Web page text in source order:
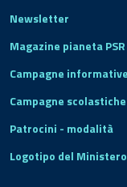
Newsletter
Magazine pianeta PSR
Campagne informative
Campagne scolastiche
Patrocini - modalità
Logotipo del Ministero